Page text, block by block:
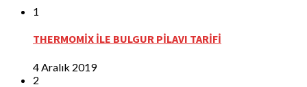
1
THERMOMİX İLE BULGUR PİLAVI TARİFİ
4 Aralık 2019
2